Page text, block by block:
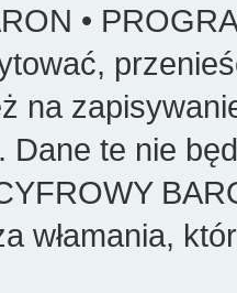
•
na
Dane te nie
włamania,